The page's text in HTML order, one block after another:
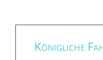
Königliche